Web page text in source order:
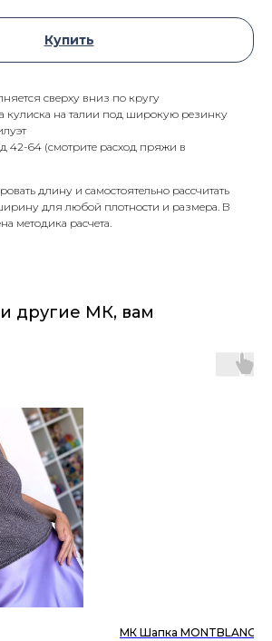
Купить
сверху вниз по кругу
кулиска на талии под широкую резинку
42-64 (смотрите расход пряжи в
длину и самостоятельно рассчитать
для любой плотности и размера. В
методика расчета.
другие МК, вам
МК Шапка MONTBLANC